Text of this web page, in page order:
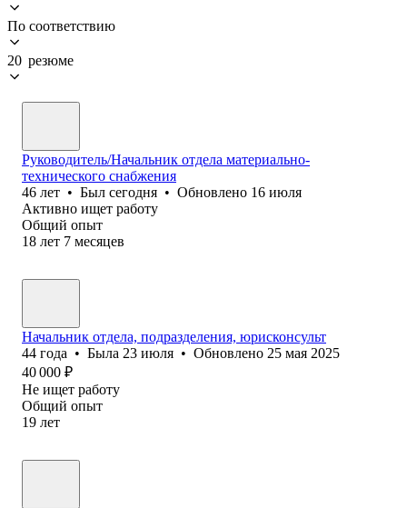
По соответствию
20 резюме
Руководитель/Начальник отдела материально-
технического снабжения
46 лет • Был сегодня • Обновлено 16 июля
Активно ищет работу
Общий опыт
18 лет 7 месяцев
Начальник отдела, подразделения, юрисконсульт
44 года • Была 23 июля • Обновлено 25 мая 2025
40 000 ₽
Не ищет работу
Общий опыт
19 лет